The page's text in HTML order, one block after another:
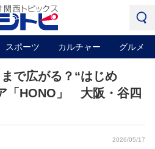
スポーツ カルチャー グルメ
で広がる？“はじめ
「HONO」 大阪・谷四
2026/05/17